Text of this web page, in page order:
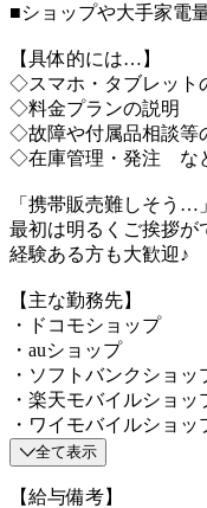
■ショップや大手家電
【具体的には…】
◇スマホ・タブレット
◇料金プランの説明
◇故障や付属品相談等
◇在庫管理・発注 な
「携帯販売難しそう…
最初は明るくご挨拶が
経験ある方も大歓迎♪
【主な勤務先】
・ドコモショップ
・auショップ
・ソフトバンクショッ
・楽天モバイルショッ
・ワイモバイルショ
全て表示
【給与備考】